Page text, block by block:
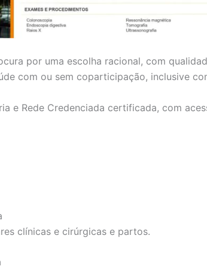
por uma escolha racional, com
com ou sem coparticipação, inclusive
e Rede Credenciada certificada, com
clínicas e cirúrgicas e partos.